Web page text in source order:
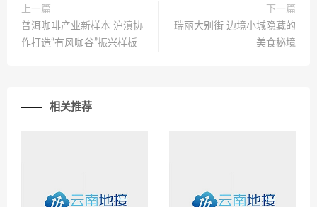
上一篇
普洱咖啡产业新样本 沪滇协
作打造“有风咖谷”振兴样板
下一篇
瑞丽大别街 边境小城隐藏的
美食秘境
相关推荐